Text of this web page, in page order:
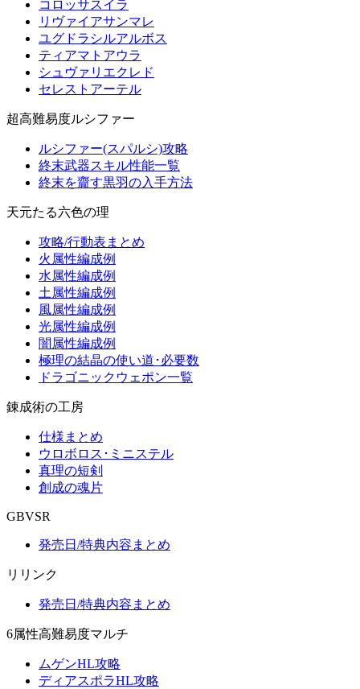
コロッサスイラ
リヴァイアサンマレ
ユグドラシルアルボス
ティアマトアウラ
シュヴァリエクレド
セレストアーテル
超高難易度ルシファー
ルシファー(スパルシ)攻略
終末武器スキル性能一覧
終末を齎す黒羽の入手方法
天元たる六色の理
攻略/行動表まとめ
火属性編成例
水属性編成例
土属性編成例
風属性編成例
光属性編成例
闇属性編成例
極理の結晶の使い道･必要数
ドラゴニックウェポン一覧
錬成術の工房
仕様まとめ
ウロボロス･ミニステル
真理の短剣
創成の魂片
GBVSR
発売日/特典内容まとめ
リリンク
発売日/特典内容まとめ
6属性高難易度マルチ
ムゲンHL攻略
ディアスポラHL攻略